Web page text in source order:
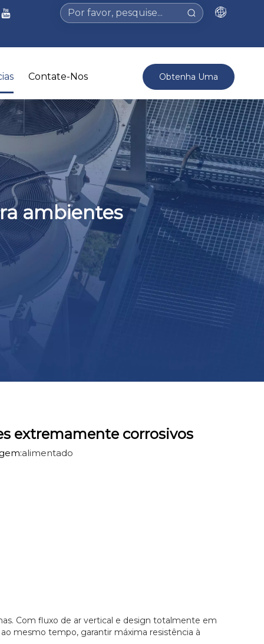
Contate-Nos Obtenha Uma
Cotação >
ambientes
extremamente corrosivos
alimentado
Com fluxo de ar vertical e design totalmente em
mesmo tempo, garantir máxima resistência à